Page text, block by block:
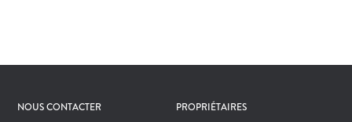
NOUS CONTACTER PROPRIÉTAIRES